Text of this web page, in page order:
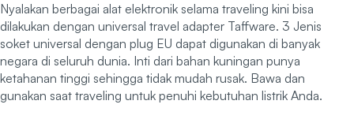
Nyalakan berbagai alat elektronik selama traveling kini bisa
dilakukan dengan universal travel adapter Taffware. 3 Jenis
soket universal dengan plug EU dapat digunakan di banyak
negara di seluruh dunia. Inti dari bahan kuningan punya
ketahanan tinggi sehingga tidak mudah rusak. Bawa dan
gunakan saat traveling untuk penuhi kebutuhan listrik Anda.